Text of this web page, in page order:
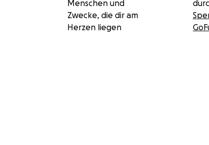
Menschen und
Zwecke, die dir am
Herzen liegen